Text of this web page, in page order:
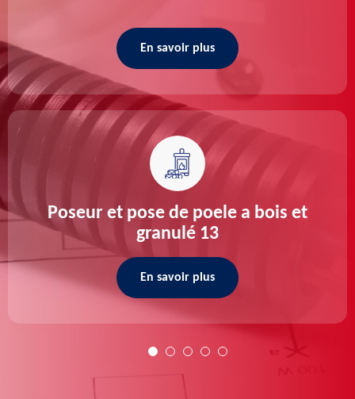
En savoir plus
Poseur et pose de poele a bois et
granulé 13
En savoir plus